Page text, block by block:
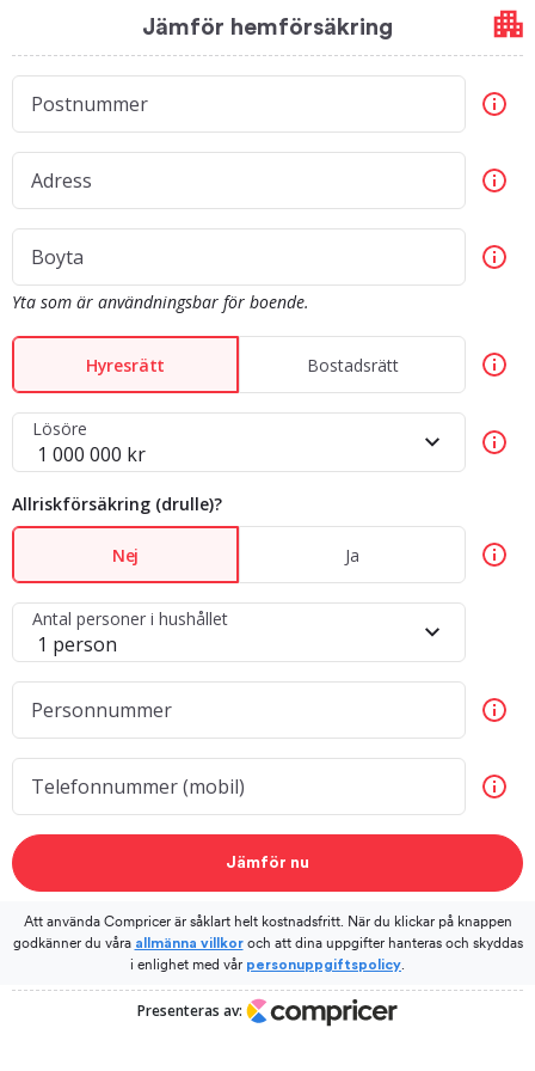
Jämför hemförsäkring
Postnummer
Adress
Boyta
Yta som är användningsbar för boende.
Hyresrätt Bostadsrätt
Lösöre
Allriskförsäkring (drulle)?
Nej Ja
Antal personer i hushållet
Personnummer
Telefonnummer (mobil)
Jämför nu
Att använda Compricer är såklart helt kostnadsfritt. När du klickar på knappen
godkänner du våra allmänna villkoroch att dina uppgifter hanteras och skyddas
i enlighet med vår personuppgiftspolicy.
Presenteras av: